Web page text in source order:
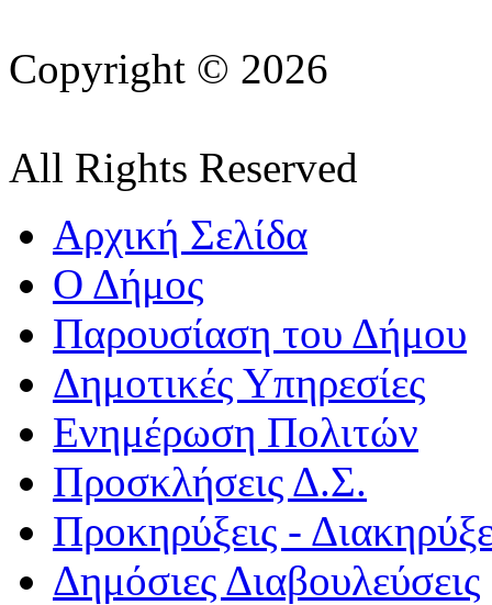
Copyright © 2026
All Rights Reserved
Αρχική Σελίδα
Ο Δήμος
Παρουσίαση του Δήμου
Δημοτικές Υπηρεσίες
Ενημέρωση Πολιτών
Προσκλήσεις Δ.Σ.
Προκηρύξεις -
Δημόσιες Διαβουλεύσεις